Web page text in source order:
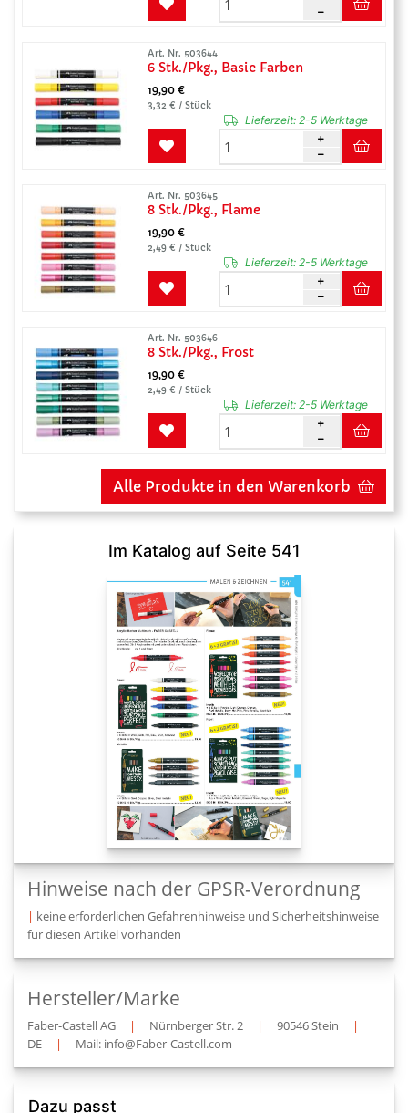
Art. Nr. 503644
6 Stk./Pkg., Basic Farben
19,90 €
3,32 € / Stück
Lieferzeit:2-5 Werktage
Art. Nr. 503645
8 Stk./Pkg., Flame
19,90 €
2,49 € / Stück
Lieferzeit:2-5 Werktage
Art. Nr. 503646
8 Stk./Pkg., Frost
19,90 €
2,49 € / Stück
Lieferzeit:2-5 Werktage
Alle Produkte in den Warenkorb
Im Katalog auf Seite 541
Hinweise nach der GPSR-Verordnung
| keine erforderlichen Gefahrenhinweise und Sicherheitshinweise
für diesen Artikel vorhanden
Hersteller/Marke
Faber-Castell AG | Nürnberger Str. 2 | 90546 Stein
|
DE
| Mail: info@Faber-Castell.com
Dazu passt